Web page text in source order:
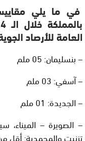
في ما يلي
العامة للأرصاد
– بنسليمان: 05 ملم
– آسفي: 03 ملم
– الجديدة: 01 ملم
– الصويرة – الميناء،
تزنيت والمحمدية: أقل